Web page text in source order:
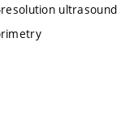
ultrasound